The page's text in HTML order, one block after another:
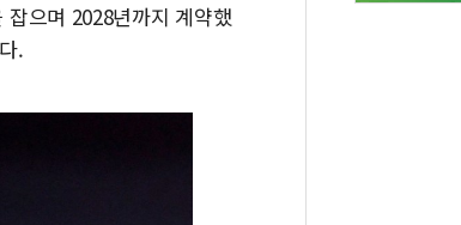
으며 2028년까지 계약했
.